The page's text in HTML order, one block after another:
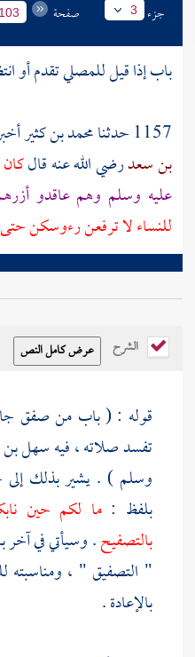
جزء 3 صفحة 103
باب إذا قيل للمصلي تقدم أو
1157 حدثنا
محمد بن كثير
بن سعدرضي الله عنه قال
عليه وسلم وهم عاقدو
للنساء لا ترفعن رءوسكن
الشرح
قوله : ( باب من صفق
تفسد صلاته ، فيهسهل
وسلم ) . يشير بذلك إلى
بلفظ :ما لكم حين
بالتصفيح. وسيأتي في
" التصفيق " ، ومناسبته
بالإعادة .